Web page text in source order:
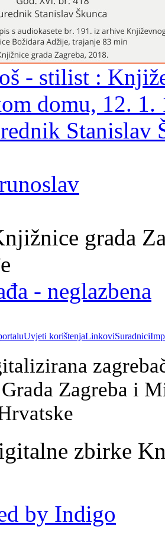
- stilist :
domu, 12.
Stanislav
grada
- neglazbena
Uvjeti korištenjaLinkoviSuradnici
Zagreba i
zbirke
by Indigo